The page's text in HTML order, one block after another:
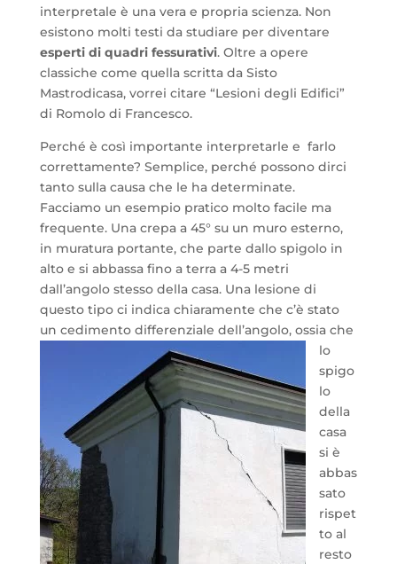
interpretale è una vera e propria scienza. Non
esistono molti testi da studiare per diventare
esperti di quadri fessurativi. Oltre a opere
classiche come quella scritta da Sisto
Mastrodicasa, vorrei citare “Lesioni degli Edifici”
di Romolo di Francesco.
Perché è così importante interpretarle e farlo
correttamente? Semplice, perché possono dirci
tanto sulla causa che le ha determinate.
Facciamo un esempio pratico molto facile ma
frequente. Una crepa a 45° su un muro esterno,
in muratura portante, che parte dallo spigolo in
alto e si abbassa fino a terra a 4-5 metri
dall’angolo stesso della casa. Una lesione di
questo tipo ci indica chiaramente che c’è stato
un cedimento differenziale dell’angolo, ossia che
lo
spigo
lo
della
casa
si è
abbas
sato
rispet
to al
resto